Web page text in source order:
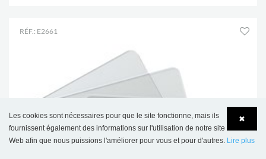
RÉF.: E2661
✖
Les cookies sont nécessaires pour que le site fonctionne, mais ils
fournissent également des informations sur l'utilisation de notre site
Web afin que nous puissions l'améliorer pour vous et pour d'autres. Lire plus